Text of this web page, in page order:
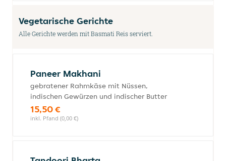
Vegetarische Gerichte
Alle Gerichte werden mit Basmati Reis serviert.
Paneer Makhani
gebratener Rahmkäse mit Nüssen,
indischen Gewürzen und indischer Butter
15,50 €
inkl. Pfand (0,00 €)